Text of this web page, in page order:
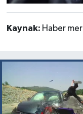
Kaynak: Haber